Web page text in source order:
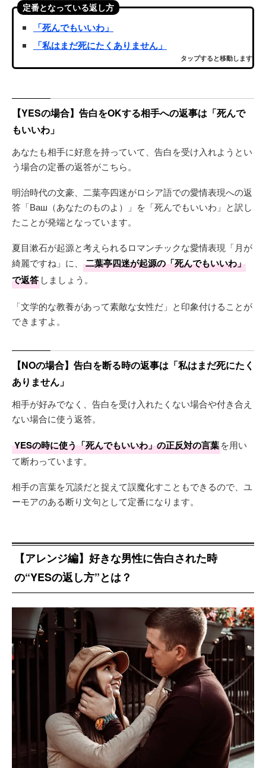
定番となっている返し方
「死んでもいいわ」
「私はまだ死にたくありません」
タップすると移動します
【YESの場合】告白をOKする相手への返事は「死んで
もいいわ」
あなたも相手に好意を持っていて、告白を受け入れようとい
う場合の定番の返答がこちら。
明治時代の文豪、二葉亭四迷がロシア語での愛情表現への返
答「Ваш（あなたのものよ）」を「死んでもいいわ」と訳し
たことが発端となっています。
夏目漱石が起源と考えられるロマンチックな愛情表現「月が
綺麗ですね」に、
二葉亭四迷が起源の「死んでもいいわ」
で返答 しましょう。
「文学的な教養があって素敵な女性だ」と印象付けることが
できますよ。
【NOの場合】告白を断る時の返事は「私はまだ死にたく
ありません」
相手が好みでなく、告白を受け入れたくない場合や付き合え
ない場合に使う返答。
YESの時に使う「死んでもいいわ」の正反対の言葉を用い
て断わっています。
相手の言葉を冗談だと捉えて誤魔化すこともできるので、ユ
ーモアのある断り文句として定番になります。
【アレンジ編】好きな男性に告白された時
の“YESの返し方”とは？